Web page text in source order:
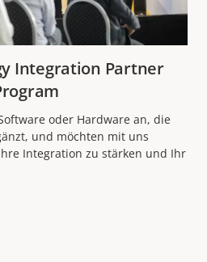
Integration Partner
oder Hardware an, die
und möchten mit uns
Integration zu stärken und Ihr